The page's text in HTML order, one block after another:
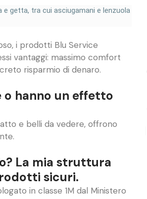
getta, tra cui asciugamani e lenzuola
i prodotti Blu Service
vantaggi: massimo comfort
risparmio di denaro.
hanno un effetto
e belli da vedere, offrono
La mia struttura
sicuri.
in classe 1M dal Ministero